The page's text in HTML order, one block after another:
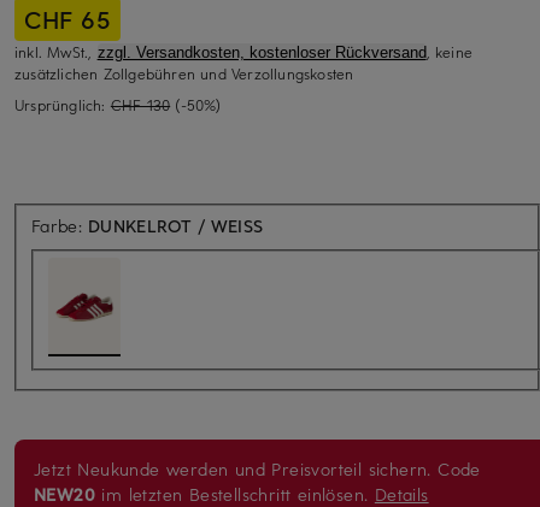
CHF 65
inkl. MwSt., zzgl. Versandkosten, kostenloser Rückversand, keine
zusätzlichen Zollgebühren und Verzollungskosten
Ursprünglich: CHF 130 (-50%)
Farbe: DUNKELROT / WEISS
Jetzt Neukunde werden und Preisvorteil sichern. Code
NEW20 im letzten Bestellschritt einlösen. Details